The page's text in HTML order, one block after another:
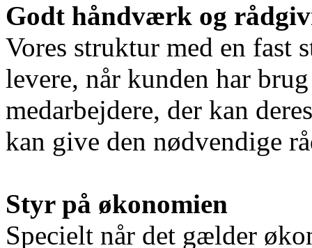
Godt håndværk og
Vores struktur med en fast
levere, når kunden har
medarbejdere, der kan
kan give den nødvendige
Styr på økonomien
Specielt når det gælder